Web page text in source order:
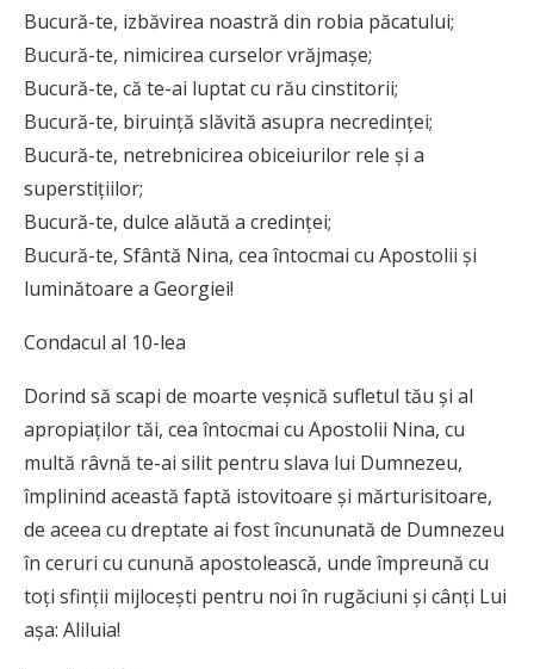
Bucură-te, izbăvirea noastră din robia păcatului;
Bucură-te, nimicirea curselor vrăjmașe;
Bucură-te, că te-ai luptat cu rău cinstitorii;
Bucură-te, biruință slăvită asupra necredinței;
Bucură-te, netrebnicirea obiceiurilor rele și a
superstițiilor;
Bucură-te, dulce alăută a credinței;
Bucură-te, Sfântă Nina, cea întocmai cu Apostolii și
luminătoare a Georgiei!
Condacul al 10-lea
Dorind să scapi de moarte veșnică sufletul tău și al
apropiaților tăi, cea întocmai cu Apostolii Nina, cu
multă râvnă te-ai silit pentru slava lui Dumnezeu,
împlinind această faptă istovitoare și mărturisitoare,
de aceea cu dreptate ai fost încununată de Dumnezeu
în ceruri cu cunună apostolească, unde împreună cu
toți sfinții mijlocești pentru noi în rugăciuni și cânți Lui
așa: Aliluia!